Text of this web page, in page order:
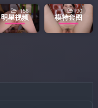
明星视频
156
模特套图
90